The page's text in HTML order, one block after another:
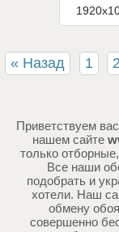
« Назад 1 2
Приветствуем
нашем сайте
только отборные,
Все наши
подобрать и
хотели. Наш
обмену
совершенно